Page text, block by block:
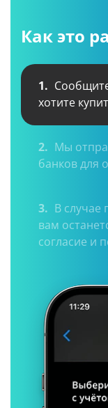
Как это
1.
хотите
2. Мы
банков для
3. В случае
вам
согласие и